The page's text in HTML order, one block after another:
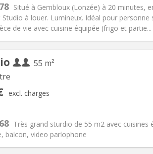
Situé à Gembloux (Lonzée) à 20 minutes,
Studio à louer. Lumineux. Idéal pour
de vie avec cuisine équipée (frigo et partie...
Private bathroom
Other
55 m²
excl. charges
Très grand sturdio de 55 m2 avec cuisines
balcon, video parlophone
55 m2